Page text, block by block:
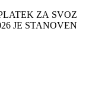
ZA SVOZ
JE STANOVEN